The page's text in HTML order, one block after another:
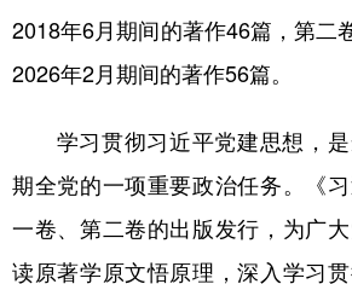
多语种频道
English Español
Русский язык 日本
Deutsch Português
2018年6月期间的著作46篇，第二
2026年2月期间的著作56篇。
学习贯彻习近平党建思想，是
期全党的一项重要政治任务。《
一卷、第二卷的出版发行，为广
读原著学原文悟原理，深入学习